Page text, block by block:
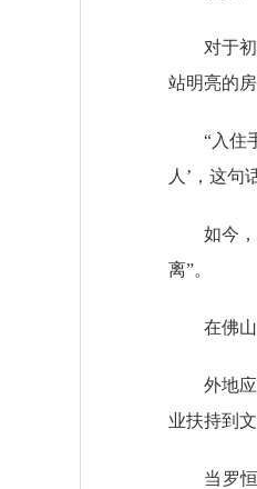
对于初来
站明亮的
“入住手
人’，这句
如今，遍
离”。
在佛山市
外地应届
业扶持到
当罗恒穿